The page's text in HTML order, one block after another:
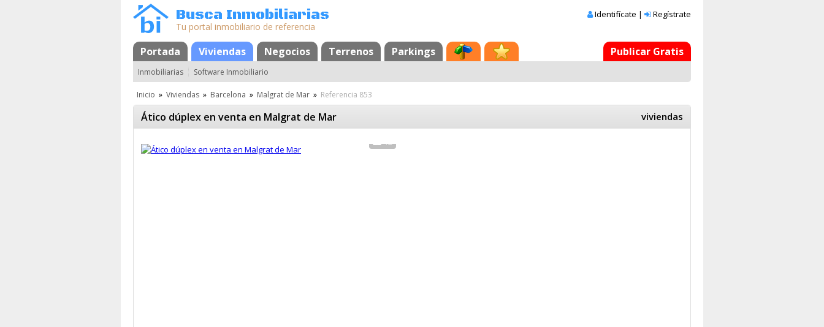
Busca Inmobiliarias
Tu portal inmobiliario de referencia
Identifícate | Regístrate
Portada Viviendas Negocios Terrenos Parkings
MapaFavoritos Publicar Gratis
Inmobiliarias Software Inmobiliario
Inicio » Viviendas » Barcelona » Malgrat de Mar » Referencia 853
viviendas
Ático dúplex en venta en Malgrat de Mar
12